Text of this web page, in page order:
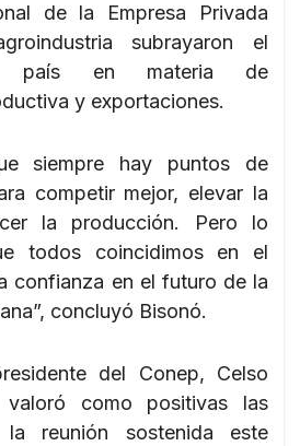
de la Empresa Privada
subrayaron el
país en materia de
y exportaciones.
siempre hay puntos de
competir mejor, elevar la
la producción. Pero lo
todos coincidimos en el
confianza en el futuro de la
concluyó Bisonó.
del Conep, Celso
valoró como positivas las
la reunión sostenida este